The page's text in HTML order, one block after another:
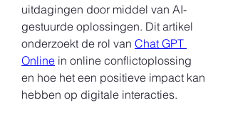
uitdagingen door middel van AI-
gestuurde oplossingen. Dit artikel
onderzoekt de rol van Chat GPT
Online in online conflictoplossing
en hoe het een positieve impact kan
hebben op digitale interacties.